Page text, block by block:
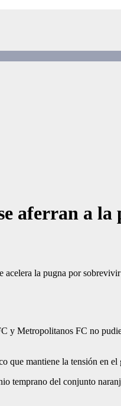
aferran a la
acelera la pugna por sobrevivir
y Metropolitanos FC no
que mantiene la tensión en
temprano del conjunto